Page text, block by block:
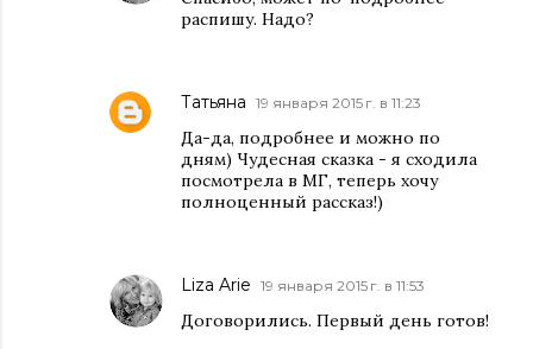
распишу. Надо?
Татьяна 19 января 2015 г. в 11:23
Да-да, подробнее и можно по
дням) Чудесная сказка - я сходила
посмотрела в МГ, теперь хочу
полноценный рассказ!)
Liza Arie 19 января 2015 г. в 11:53
Договорились. Первый день готов!